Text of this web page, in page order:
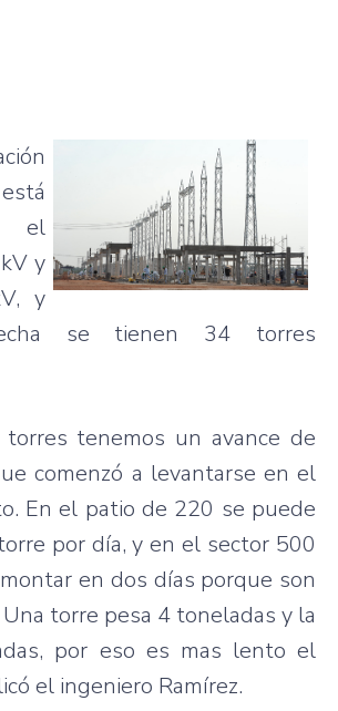
está
el
y
y
se tienen 34 torres
torres tenemos unavance de
comenzó a levantarse en el
. En el patio de 220 se puede
por día, y en el sector 500
montar en dos días porque son
Una torre pesa 4 toneladas y la
, por eso es mas lento el
el ingeniero Ramírez.